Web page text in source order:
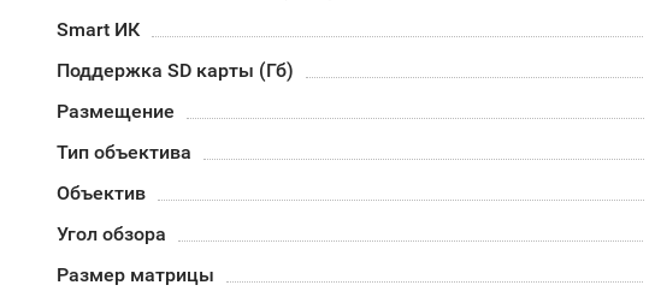
Smart ИК
Поддержка SD карты (Гб)
Размещение
Тип объектива
Объектив
Угол обзора
Размер матрицы